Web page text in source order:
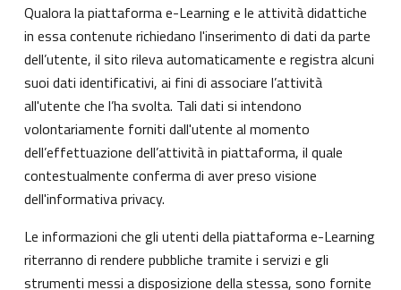
Qualora la piattaforma e-Learning e le attività didattiche
in essa contenute richiedano l'inserimento di dati da parte
dell’utente, il sito rileva automaticamente e registra alcuni
suoi dati identificativi, ai fini di associare l’attività
all'utente che l’ha svolta. Tali dati si intendono
volontariamente forniti dall'utente al momento
dell’effettuazione dell’attività in piattaforma, il quale
contestualmente conferma di aver preso visione
dell'informativa privacy.
Le informazioni che gli utenti della piattaforma e-Learning
riterranno di rendere pubbliche tramite i servizi e gli
strumenti messi a disposizione della stessa, sono fornite